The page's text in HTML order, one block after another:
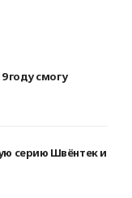
году смогу
серию Швёнтек и